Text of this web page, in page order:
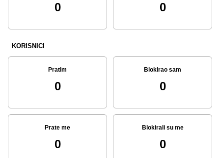
0 0
KORISNICI
Pratim
0
Blokirao sam
0
Prate me
0
Blokirali su me
0